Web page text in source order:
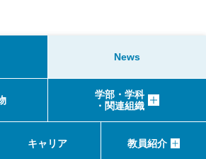
News
学部・学科
・関連組織
キャリア 教員紹介